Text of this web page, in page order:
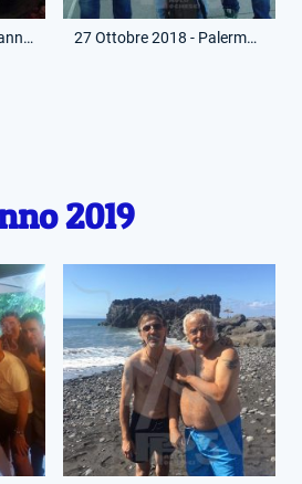
15 Aprile 2018 - Pub Flann O Brien - Giordana e Beppe Signori 27 Ottobre 2018 - Palermo - Con Marco Mangiavillano e Nicola Borsellino
2019